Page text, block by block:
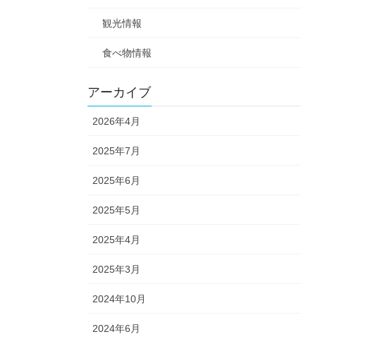
観光情報
食べ物情報
アーカイブ
2026年4月
2025年7月
2025年6月
2025年5月
2025年4月
2025年3月
2024年10月
2024年6月